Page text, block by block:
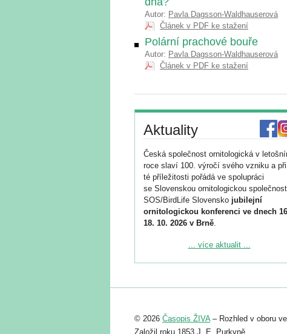
Autor: Pavla Dagsson-Waldhauserová
Článek v PDF ke stažení
Polární prachové bouře
Autor: Pavla Dagsson-Waldhauserová
Článek v PDF ke stažení
Aktuality
Česká společnost ornitologická v
roce slaví 100. výročí svého vzniku a při
té příležitosti pořádá ve spolupráci
se Slovenskou ornitologickou
SOS/BirdLife Slovensko jubilejní
ornitologickou konferenci ve dnech
18. 10. 2026 v Brně.
Podrobnější informace ke konferenci
Registrovat se můžete do 6. září.
abstraktu přihlášené přednášky nebo
posteru je už 30. června.
... více aktualit ...
© 2026 Časopis ŽIVA– Rozhled v oboru
Založil roku 1853 J. E. Purkyně.